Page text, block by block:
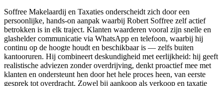
Soffree Makelaardij en Taxaties onderscheidt zich door een
persoonlijke, hands-on aanpak waarbij Robert Soffree zelf actief
betrokken is in elk traject. Klanten waarderen vooral zijn snelle en
glashelder communicatie via WhatsApp en telefoon, waarbij hij
continu op de hoogte houdt en beschikbaar is — zelfs buiten
kantooruren. Hij combineert deskundigheid met eerlijkheid: hij geeft
realistische adviezen zonder overdrijving, denkt proactief mee met
klanten en ondersteunt hen door het hele proces heen, van eerste
gesprek tot overdracht. Zowel bij aankoop als verkoop en taxatie